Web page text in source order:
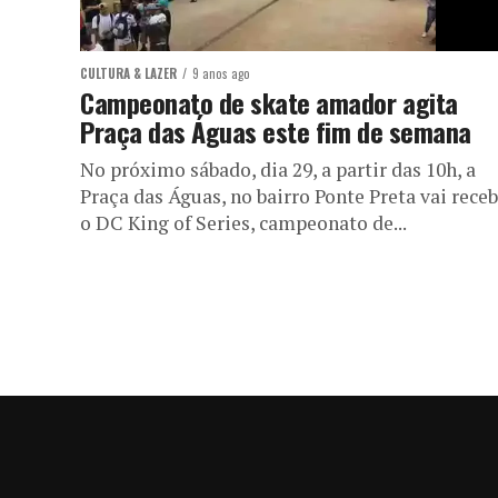
CULTURA & LAZER 9 anos ago
Campeonato de skate amador agita
Praça das Águas este fim de semana
No próximo sábado, dia 29, a partir das 10h, a
Praça das Águas, no bairro Ponte Preta vai
o DC King of Series, campeonato de...